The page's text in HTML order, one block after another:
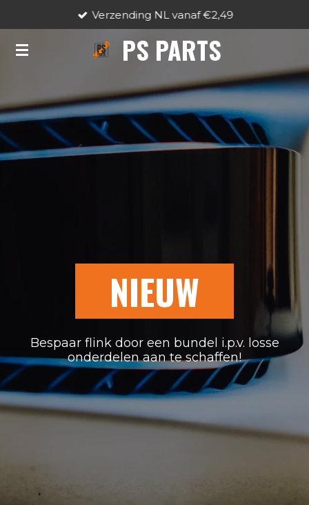
naar
PS PARTS
Verzending NL vanaf €2,49
NIEUW
Bespaar flink door een bundel i.p.v. losse
onderdelen aan te schaffen!